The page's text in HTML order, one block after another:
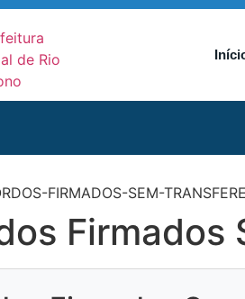
FIRMADOS-SEM-
Firmados